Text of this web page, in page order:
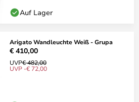
Auf Lager
Arigato Wandleuchte Weiß - Grupa
€ 410,00
UVP€ 482,00
UVP -€ 72,00